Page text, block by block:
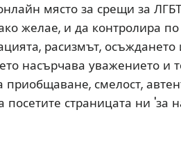
място за срещи за
желае, и да контролира
расизмът,
насърчава уважението и
приобщаване, смелост,
посетите страницата ни 'за